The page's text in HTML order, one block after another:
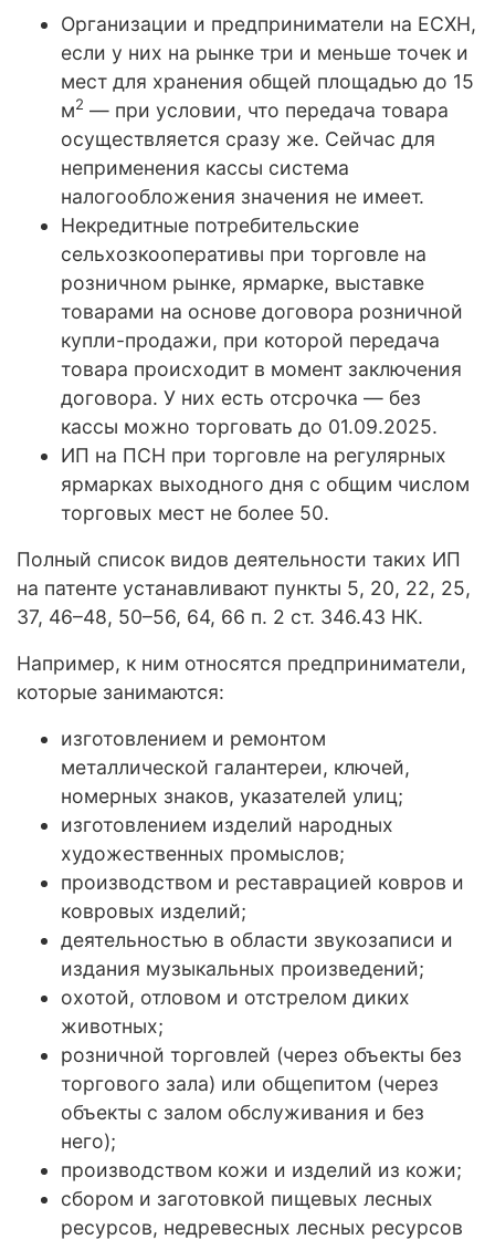
Организации и предприниматели на ЕСХН,
если у них на рынке три и меньше точек и
мест для хранения общей площадью до 15
м2 — при условии, что передача товара
осуществляется сразу же. Сейчас для
неприменения кассы система
налогообложения значения не имеет.
Некредитные потребительские
сельхозкооперативы при торговле на
розничном рынке, ярмарке, выставке
товарами на основе договора розничной
купли-продажи, при которой передача
товара происходит в момент заключения
договора. У них есть отсрочка — без
кассы можно торговать до 01.09.2025.
ИП на ПСН при торговле на регулярных
ярмарках выходного дня с общим числом
торговых мест не более 50.
Полный список видов деятельности таких ИП
на патенте устанавливают пункты 5, 20, 22, 25,
37, 46–48, 50–56, 64, 66 п. 2 ст. 346.43 НК.
Например, к ним относятся предприниматели,
которые занимаются:
изготовлением и ремонтом
металлической галантереи, ключей,
номерных знаков, указателей улиц;
изготовлением изделий народных
художественных промыслов;
производством и реставрацией ковров и
ковровых изделий;
деятельностью в области звукозаписи и
издания музыкальных произведений;
охотой, отловом и отстрелом диких
животных;
розничной торговлей (через объекты без
торгового зала) или общепитом (через
объекты с залом обслуживания и без
него);
производством кожи и изделий из кожи;
сбором и заготовкой пищевых лесных
ресурсов, недревесных лесных ресурсов